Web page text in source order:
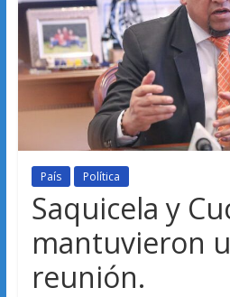
País Política
Saquicela y
mantuvieron
reunión.